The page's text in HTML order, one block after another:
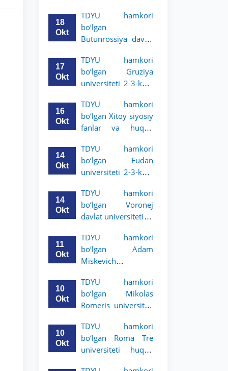
bosqich talabalari
uchun akademik
mobillik dasturini
18
Okt
TDYU hamkori
bo‘lgan
Butunrossiya davlat
3-kurs talabalari
uchun akademik
mobillik dasturini
17
Okt
TDYU hamkori
bo‘lgan Gruziya
universiteti 2-3-kurs
akademik mobillik
dasturini e’lon qildi
16
Okt
TDYU hamkori
bo‘lgan Xitoy siyosiy
fanlar va huquq
talabalari uchun
akademik mobillik
dasturini e’lon qildi
14
Okt
TDYU hamkori
bo‘lgan Fudan
universiteti 2-3-kurs
akademik mobillik
dasturini e’lon qildi
14
Okt
TDYU hamkori
bo‘lgan Voronej
davlat universiteti 2-
uchun akademik
mobillik dasturini
e’lon qildi
11
Okt
TDYU hamkori
bo‘lgan Adam
Miskevich
bosqich talabalari
uchun akademik
mobillik dasturini
10
Okt
TDYU hamkori
bo‘lgan Mikolas
Romeris universiteti
uchun akademik
mobillik dasturini
e’lon qildi
10
Okt
TDYU hamkori
bo‘lgan Roma Tre
universiteti huquq